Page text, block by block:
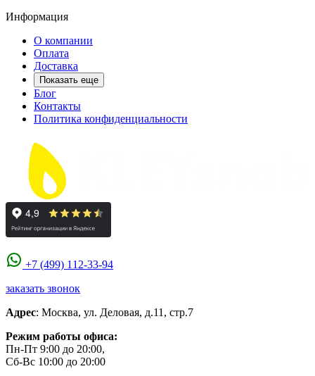
Информация
О компании
Оплата
Доставка
Показать еще
Блог
Контакты
Политика конфиденциальности
+7 (499) 112-33-94
заказать звонок
Адрес: Москва, ул. Деловая, д.11, стр.7
Режим работы офиса:
Пн-Пт 9:00 до 20:00,
Сб-Вс 10:00 до 20:00